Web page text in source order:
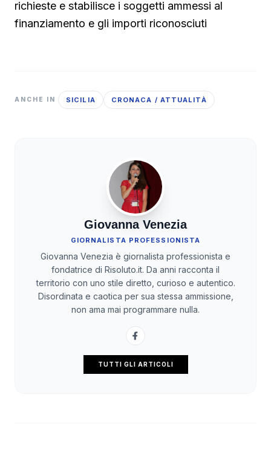
richieste e stabilisce i soggetti ammessi al
finanziamento e gli importi riconosciuti
ANCHE IN SICILIA CRONACA / ATTUALITÀ
Giovanna Venezia
GIORNALISTA PROFESSIONISTA
Giovanna Venezia è giornalista professionista e
fondatrice di Risoluto.it. Da anni racconta il
territorio con uno stile diretto, curioso e autentico.
Disordinata e caotica per sua stessa ammissione,
non ama mai programmare nulla.
TUTTI GLI ARTICOLI